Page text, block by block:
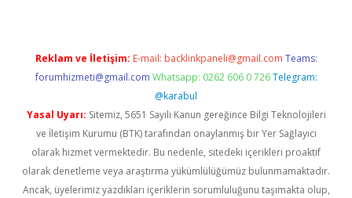
Reklam ve İletişim: E-mail: backlinkpaneli@gmail.com Teams:
forumhizmeti@gmail.com Whatsapp: 0262 606 0 726 Telegram:
@karabul
Yasal Uyarı: Sitemiz, 5651 Sayılı Kanun gereğince Bilgi Teknolojileri
ve İletişim Kurumu (BTK) tarafından onaylanmış bir Yer Sağlayıcı
olarak hizmet vermektedir. Bu nedenle, sitedeki içerikleri proaktif
olarak denetleme veya araştırma yükümlülüğümüz bulunmamaktadır.
Ancak, üyelerimiz yazdıkları içeriklerin sorumluluğunu taşımakta olup,